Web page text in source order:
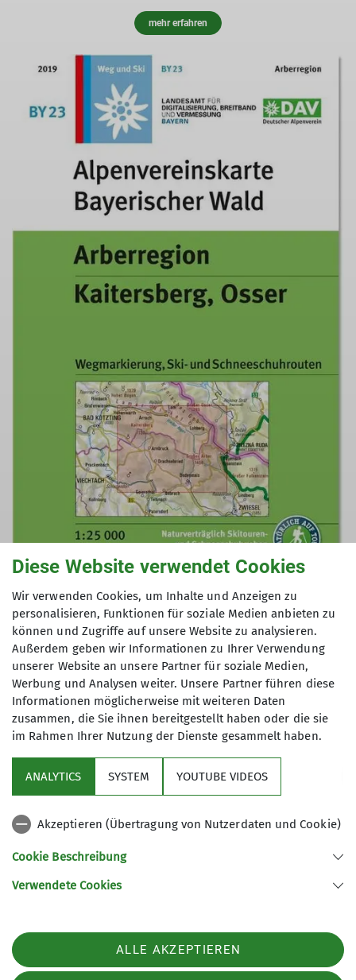
mehr erfahren
© DAV Straubing
Service
Links
94315 Straubing
Telefon +49942180965
Diese Website verwendet Cookies
Wir verwenden Cookies, um Inhalte und Anzeigen zu
personalisieren, Funktionen für soziale Medien anbieten zu
können und Zugriffe auf unsere Website zu analysieren.
Außerdem geben wir Informationen zu Ihrer Verwendung
unserer Website an unsere Partner für soziale Medien,
Werbung und Analysen weiter. Unsere Partner führen diese
Informationen möglicherweise mit weiteren Daten
zusammen, die Sie ihnen bereitgestellt haben oder die sie
im Rahmen Ihrer Nutzung der Dienste gesammelt haben.
ANALYTICS SYSTEM YOUTUBE VIDEOS
Akzeptieren (Übertragung von Nutzerdaten und Cookie)
Cookie Beschreibung
Verwendete Cookies
ALLE AKZEPTIEREN